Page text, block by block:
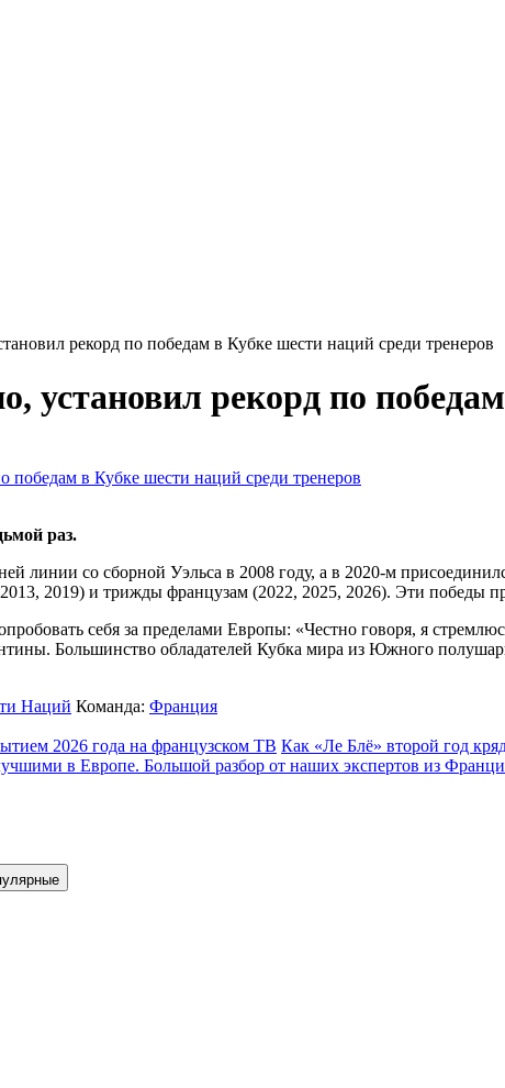
рекорд по победам в Кубке шести наций среди тренеров
установил рекорд по
раз.
линии со сборной Уэльса в 2008 году, а в 2020-м
2019) и трижды французам (2022, 2025, 2026). Эти победы
себя за пределами Европы: «Честно говоря, я
Большинство обладателей Кубка мира из Южного
Наций Команда: Франция
2026 года на французском ТВ Как «Ле Блё» второй год
в Европе. Большой разбор от наших экспертов из